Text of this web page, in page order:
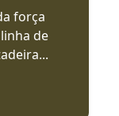
força
de